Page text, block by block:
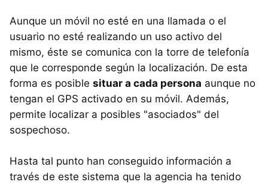
Aunque un móvil no esté en una llamada o el
usuario no esté realizando un uso activo del
mismo, éste se comunica con la torre de telefonía
que le corresponde según la localización. De esta
forma es posible situar a cada persona aunque no
tengan el GPS activado en su móvil. Además,
permite localizar a posibles "asociados" del
sospechoso.
Hasta tal punto han conseguido información a
través de este sistema que la agencia ha tenido